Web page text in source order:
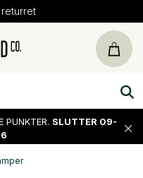
returret
PUNKTER. SLUTTER 09-